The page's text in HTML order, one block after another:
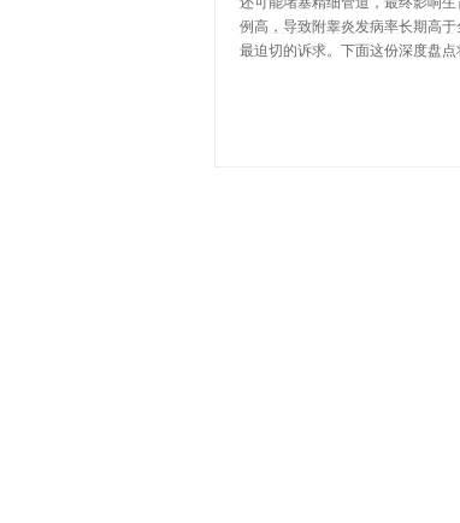
例高，导致附睾炎发病率长期高
最迫切的诉求。下面这份深度盘